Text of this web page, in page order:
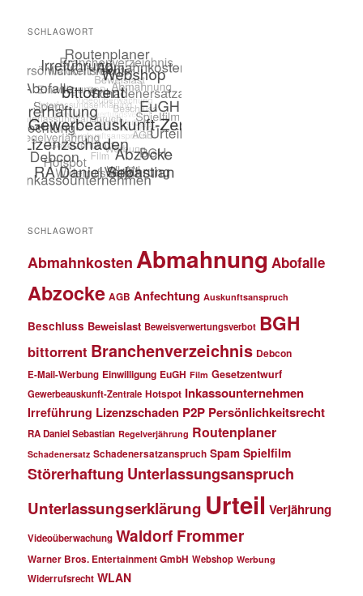
SCHLAGWORT
SCHLAGWORT
Abmahnkosten Abmahnung Abofalle
Abzocke AGB Anfechtung Auskunftsanspruch
Beschluss Beweislast Beweisverwertungsverbot BGH
bittorrent Branchenverzeichnis Debcon
E-Mail-Werbung Einwilligung EuGH Film Gesetzentwurf
Gewerbeauskunft-Zentrale Hotspot Inkassounternehmen
Irreführung Lizenzschaden P2P Persönlichkeitsrecht
RA Daniel Sebastian Regelverjährung Routenplaner
Schadenersatz Schadenersatzanspruch Spam Spielfilm
Störerhaftung Unterlassungsanspruch
Unterlassungserklärung Urteil Verjährung
Videoüberwachung Waldorf Frommer
Warner Bros. Entertainment GmbH Webshop Werbung
Widerrufsrecht WLAN